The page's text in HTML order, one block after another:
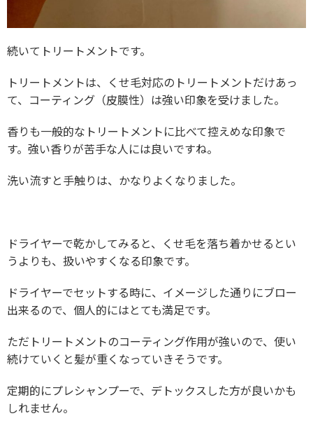
続いてトリートメントです。
トリートメントは、くせ毛対応のトリートメントだけあっ
て、コーティング（皮膜性）は強い印象を受けました。
香りも一般的なトリートメントに比べて控えめな印象で
す。強い香りが苦手な人には良いですね。
洗い流すと手触りは、かなりよくなりました。
ドライヤーで乾かしてみると、くせ毛を落ち着かせるとい
うよりも、扱いやすくなる印象です。
ドライヤーでセットする時に、イメージした通りにブロー
出来るので、個人的にはとても満足です。
ただトリートメントのコーティング作用が強いので、使い
続けていくと髪が重くなっていきそうです。
定期的にプレシャンプーで、デトックスした方が良いかも
しれません。